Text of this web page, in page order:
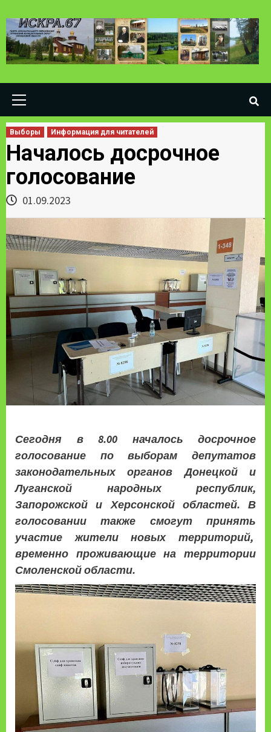
to
content
Выборы Информация для читателей
Началось досрочное
голосование
01.09.2023
Сегодня в 8.00 началось досрочное
голосование по выборам депутатов
законодательных органов Донецкой и
Луганской народных республик,
Запорожской и Херсонской областей. В
голосовании также смогут принять
участие жители новых территорий,
временно проживающие на территории
Смоленской области.